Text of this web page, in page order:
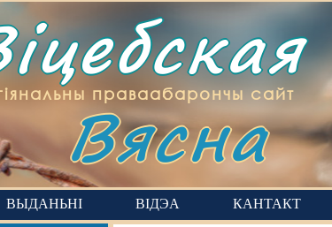
праваабарончы сайт
Вясна
ВЫДАНЬНІ ВІДЭА КАНТАКТ